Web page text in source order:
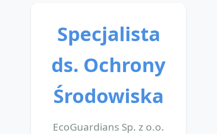
Specjalista
ds. Ochrony
Środowiska
EcoGuardians Sp. z o.o.